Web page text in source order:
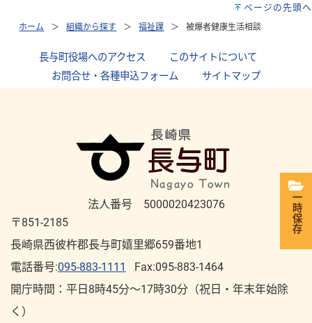
ページの先頭へ
ホーム 組織から探す 福祉課 被爆者健康生活相談
長与町役場へのアクセス このサイトについて
お問合せ・各種申込フォーム
サイトマップ
法人番号 5000020423076
〒851-2185
長崎県西彼杵郡長与町嬉里郷659番地1
電話番号:095-883-1111
Fax:095-883-1464
開庁時間：平⽇8時45分～17時30分（祝⽇・年末年始除
く）
一時保存